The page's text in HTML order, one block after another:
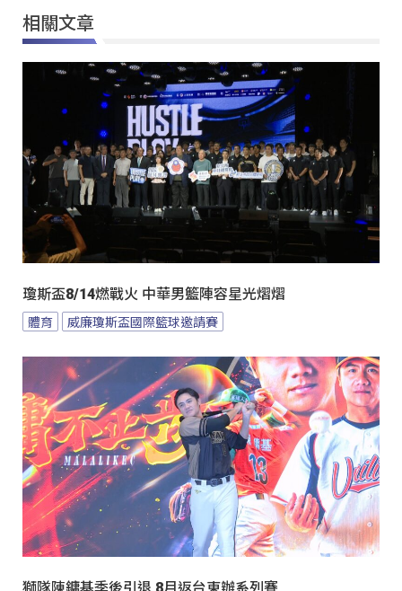
相關文章
瓊斯盃8/14燃戰火 中華男籃陣容星光熠熠
體育 威廉瓊斯盃國際籃球邀請賽